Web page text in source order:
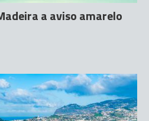
a aviso amarelo